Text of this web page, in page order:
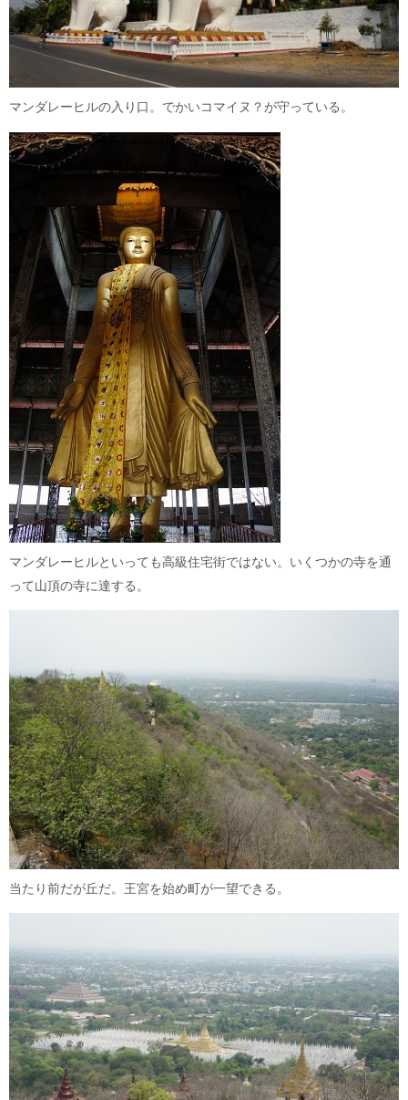
マンダレーヒルの入り口。でかいコマイヌ？が守っている。
マンダレーヒルといっても高級住宅街ではない。いくつかの寺を通
って山頂の寺に達する。
当たり前だが丘だ。王宮を始め町が一望できる。